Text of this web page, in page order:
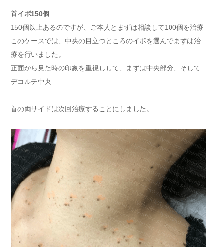
首イボ150個
150個以上あるのですが、ご本人とまずは相談して100個を治療
このケースでは、中央の目立つところのイボを選んでまずは治
療を行いました。
正面から見た時の印象を重視しして、まずは中央部分、そして
デコルテ中央
首の両サイドは次回治療することにしました。